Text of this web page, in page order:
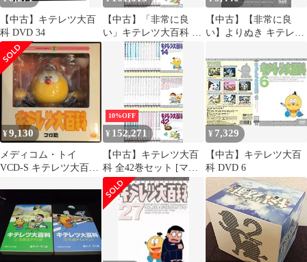
【中古】キテレツ大百
科 DVD 34
【中古】「非常に良
い」キテレツ大百科 全
42巻セット [マーケッ
トプレイスDVDセット
商品]
【中古】【非常に良
い】よりぬき キテレツ
編1」 [DVD] o7r6kf1
¥9,130
メディコム・トイ
VCD-S キテレツ大百科
10%OFF
¥ 152,271
【中古】キテレツ大百
科 全42巻セット [マー
ケットプレイスDVDセ
ット商品]
¥ 7,329
【中古】キテレツ大百
科 DVD 6